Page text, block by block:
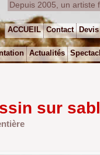
sur
Depuis 2005, un artiste
ACCUEIL Contact Devis
Actualités